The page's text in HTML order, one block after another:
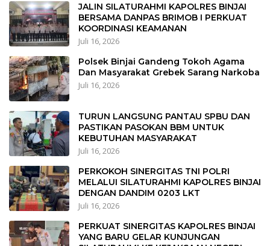
JALIN SILATURAHMI KAPOLRES BINJAI
BERSAMA DANPAS BRIMOB I PERKUAT
KOORDINASI KEAMANAN
Juli 16, 2026
Polsek Binjai Gandeng Tokoh Agama
Dan Masyarakat Grebek Sarang Narkoba
Juli 16, 2026
TURUN LANGSUNG PANTAU SPBU DAN
PASTIKAN PASOKAN BBM UNTUK
KEBUTUHAN MASYARAKAT
Juli 16, 2026
PERKOKOH SINERGITAS TNI POLRI
MELALUI SILATURAHMI KAPOLRES BINJAI
DENGAN DANDIM 0203 LKT
Juli 16, 2026
PERKUAT SINERGITAS KAPOLRES BINJAI
YANG BARU GELAR KUNJUNGAN